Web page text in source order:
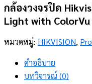
กล้องวงจรปิด
Light with ColorVu
หมวดหมู่: HIKVISION,
คำอธิบาย
บทวิจารณ์ (0)